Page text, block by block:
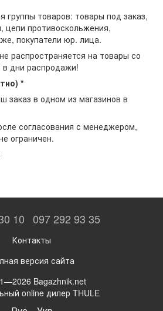
группы товаров: товары под заказ,
цепи противоскольжения,
покупатели юр. лица.
распространяется на товары со
в дни распродажи!
*
заказ в одном из магазинов в
согласования с менеджером,
ограничен.
10 097 292 93 35
Контакты
версия сайта
Bagazhnik.net
online дилер THULE